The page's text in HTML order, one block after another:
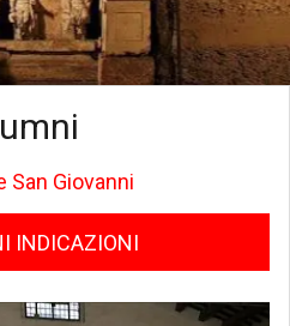
San Giovanni
INDICAZIONI